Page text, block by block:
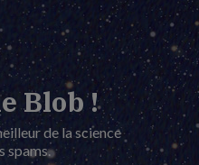
Blob !
de la science
spams.